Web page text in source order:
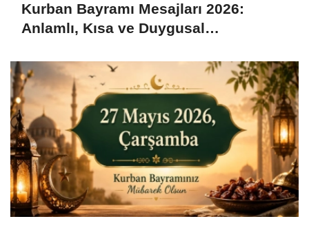
Kurban Bayramı Mesajları 2026:
Anlamlı, Kısa ve Duygusal